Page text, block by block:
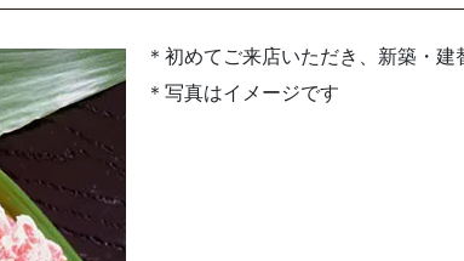
＊初めてご来店いただき、新築・
＊写真はイメージです